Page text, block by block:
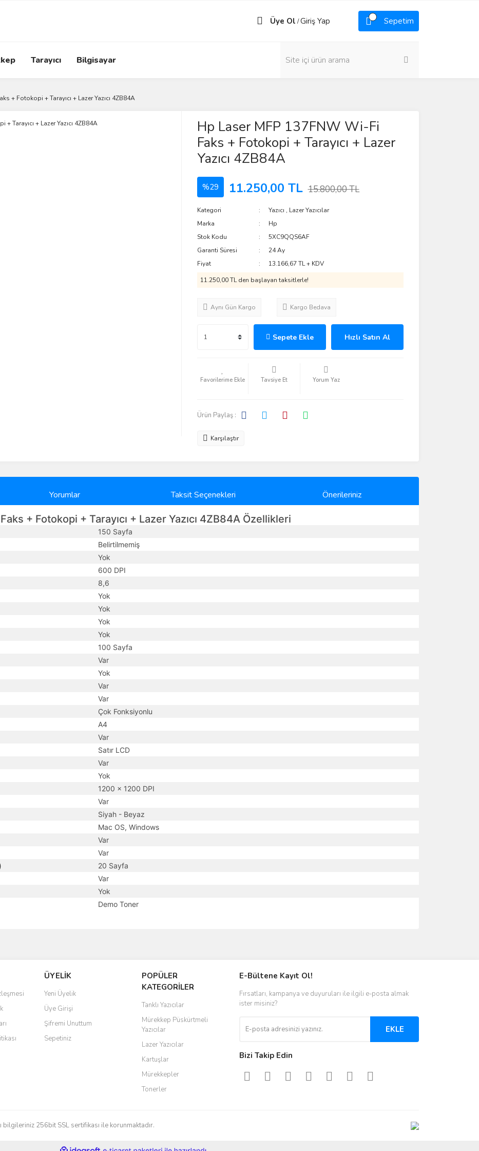
Üye Ol /Giriş Yap Sepetim
Tarayıcı Bilgisayar
+ Fotokopi + Tarayıcı + Lazer Yazıcı 4ZB84A
Hp Laser MFP 137FNW Wi-Fi
Faks + Fotokopi + Tarayıcı + Lazer
Yazıcı 4ZB84A
%29 11.250,00 TL 15.800,00 TL
Kategori Yazıcı, Lazer Yazıcılar
Marka
Hp
Stok Kodu
5XC9QQS6AF
Garanti Süresi
24 Ay
Fiyat
13.166,67 TL + KDV
11.250,00 TL den başlayan taksitlerle!
Aynı Gün Kargo Kargo Bedava
Sepete Ekle Hızlı Satın Al
Tavsiye Et Yorum Yaz
Ürün Paylaş :
Karşılaştır
Yorumlar Taksit Seçenekleri Önerileriniz
+ Fotokopi + Tarayıcı + Lazer Yazıcı 4ZB84A Özellikleri
150 Sayfa
Belirtilmemiş
Yok
600 DPI
8,6
Yok
Yok
Yok
Yok
100 Sayfa
Var
Yok
Var
Var
Çok Fonksiyonlu
A4
Var
Satır LCD
Var
Yok
1200 x 1200 DPI
Var
Siyah - Beyaz
Mac OS, Windows
Var
Var
20 Sayfa
Var
Yok
Demo Toner
Yorum Yaz
ÜYELİK
Yeni Üyelik
Üye Girişi
Şifremi Unuttum
Sepetiniz
POPÜLER
KATEGORİLER
Tanklı Yazıcılar
Mürekkep Püskürtmeli
Yazıcılar
Lazer Yazıcılar
Kartuşlar
Mürekkepler
Tonerler
E-Bültene Kayıt Ol!
Fırsatları, kampanya ve duyuruları ile ilgili e-posta almak
ister misiniz?
EKLE
Bizi Takip Edin
bilgileriniz 256bit SSL sertifikası ile korunmaktadır.